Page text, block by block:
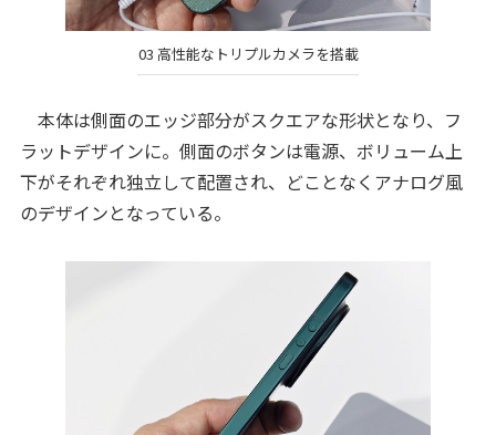
03 高性能なトリプルカメラを搭載
本体は側面のエッジ部分がスクエアな形状となり、フ
ラットデザインに。側面のボタンは電源、ボリューム上
下がそれぞれ独立して配置され、どことなくアナログ風
のデザインとなっている。